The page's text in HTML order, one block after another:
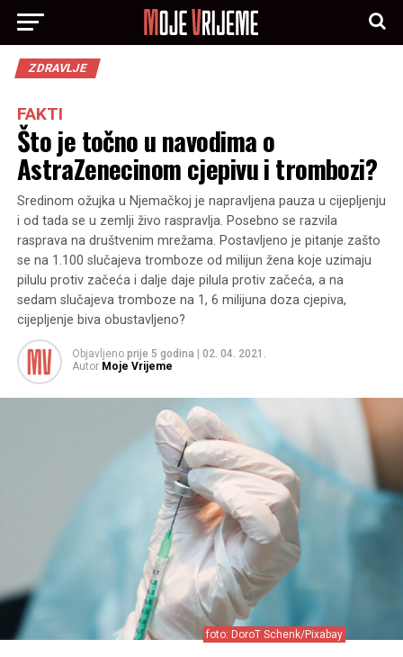
ZDRAVLJE
FAKTI
Što je točno u navodima o
AstraZenecinom cjepivu i trombozi?
Sredinom ožujka u Njemačkoj je napravljena pauza u cijepljenju
i od tada se u zemlji živo raspravlja. Posebno se razvila
rasprava na društvenim mrežama. Postavljeno je pitanje zašto
se na 1.100 slučajeva tromboze od milijun žena koje uzimaju
pilulu protiv začeća i dalje daje pilula protiv začeća, a na
sedam slučajeva tromboze na 1, 6 milijuna doza cjepiva,
cijepljenje biva obustavljeno?
Objavljeno prije 5 godina
02. 04. 2021.
Autor Moje Vrijeme
foto: DoroT Schenk/Pixabay